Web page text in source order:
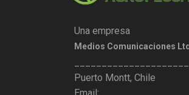
Una empresa
Medios Comunicaciones
Puerto Montt, Chile